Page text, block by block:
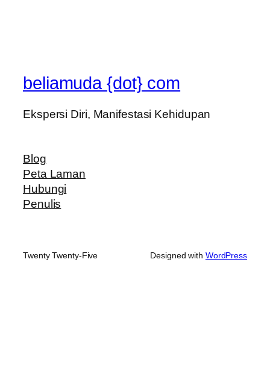
beliamuda {dot} com
Ekspersi Diri, Manifestasi Kehidupan
Blog
Peta Laman
Hubungi
Penulis
Twenty Twenty-Five Designed with WordPress